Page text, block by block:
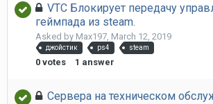
VTC Блокирует передачу
геймпада из steam.
Asked by Max197 March 12, 2019
джойстик ps4 steam
0 votes 1 answer
Сервера на техническом